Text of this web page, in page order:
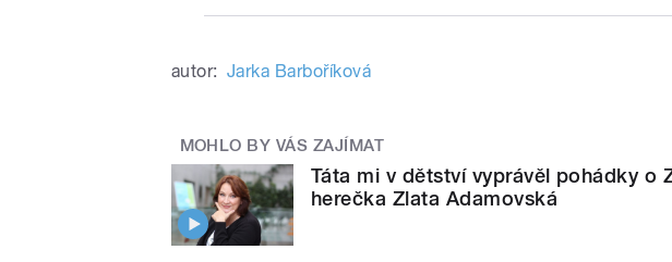
autor: Jarka Barboříková
MOHLO BY VÁS ZAJÍMAT
Táta mi v dětství vyprávěl pohádky o
herečka Zlata Adamovská